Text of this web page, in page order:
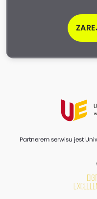
Partnerem serwisu jest